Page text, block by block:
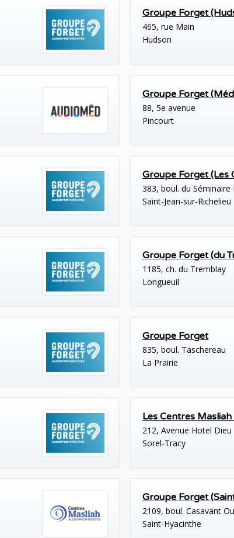
Groupe Forget
465, rue Main
Hudson
Groupe Forget
88, 5e avenue
Pincourt
Groupe Forget (Les
383, boul. du Séminaire
Saint-Jean-sur-Richelieu
Groupe Forget (du
1185, ch. du Tremblay
Longueuil
Groupe Forget
835, boul. Taschereau
La Prairie
Les Centres
212, Avenue Hotel Dieu
Sorel-Tracy
Groupe Forget
2109, boul. Casavant
Saint-Hyacinthe